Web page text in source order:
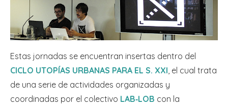
Estas jornadas se encuentran insertas dentro del
CICLO UTOPÍAS URBANAS PARA EL S. XXI , el cual trata
de una serie de actividades organizadas y
coordinadas por el colectivo LAB‐LOB con la